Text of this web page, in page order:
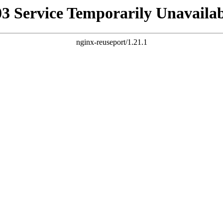
Service Temporarily
nginx-reuseport/1.21.1